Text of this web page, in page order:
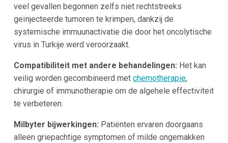
veel gevallen begonnen zelfs niet rechtstreeks
geïnjecteerde tumoren te krimpen, dankzij de
systemische immuunactivatie die door het oncolytische
virus in Turkije werd veroorzaakt.
Compatibiliteit met andere behandelingen: Het kan
veilig worden gecombineerd met chemotherapie,
chirurgie of immunotherapie om de algehele effectiviteit
te verbeteren.
Milbyter bijwerkingen: Patiënten ervaren doorgaans
alleen griepachtige symptomen of milde ongemakken